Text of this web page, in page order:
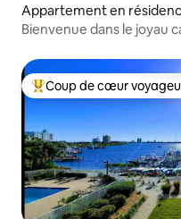
Appartement en
Bienvenue dans le joyau
Coups de cœur
Coup de cœur